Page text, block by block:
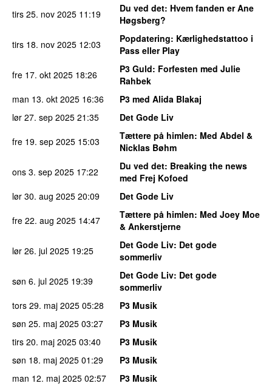
tirs 25. nov 2025 11:19 Du ved det: Hvem fanden er Ane
Høgsberg?
tirs 18. nov 2025 12:03 Popdatering: Kærlighedstattoo i
Pass eller Play
fre 17. okt 2025 18:26 P3 Guld: Forfesten med Julie
Rahbek
man 13. okt 2025 16:36
P3 med Alida Blakaj
lør 27. sep 2025 21:35
Det Gode Liv
fre 19. sep 2025 15:03 Tættere på himlen: Med Abdel &
Nicklas Bøhm
ons 3. sep 2025 17:22 Du ved det: Breaking the news
med Frej Kofoed
lør 30. aug 2025 20:09
Det Gode Liv
fre 22. aug 2025 14:47 Tættere på himlen: Med Joey Moe
& Ankerstjerne
lør 26. jul 2025 19:25 Det Gode Liv: Det gode
sommerliv
søn 6. jul 2025 19:39 Det Gode Liv: Det gode
sommerliv
tors 29. maj 2025 05:28
P3 Musik
søn 25. maj 2025 03:27
P3 Musik
tirs 20. maj 2025 03:40
P3 Musik
søn 18. maj 2025 01:29
P3 Musik
man 12. maj 2025 02:57
P3 Musik